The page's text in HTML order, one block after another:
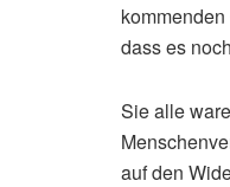
dass es
Sie alle
auf den